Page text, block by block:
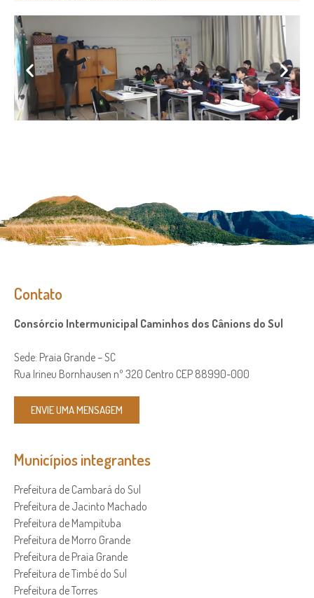
Contato
Consórcio Intermunicipal Caminhos dos Cânions do Sul
Sede: Praia Grande – SC
Rua Irineu Bornhausen nº 320 Centro CEP 88990-000
ENVIE UMA MENSAGEM
Municípios integrantes
Prefeitura de Cambará do Sul
Prefeitura de Jacinto Machado
Prefeitura de Mampituba
Prefeitura de Morro Grande
Prefeitura de Praia Grande
Prefeitura de Timbé do Sul
Prefeitura de Torres